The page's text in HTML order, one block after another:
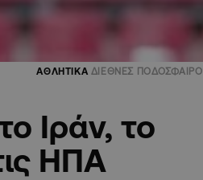
ΑΘΛΗΤΙΚΑ ΔΙΕΘΝΕΣ ΠΟΔΟΣΦΑΙΡΟ
Ιράν, το
ΗΠΑ